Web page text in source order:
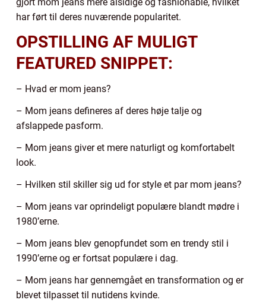
har ført til deres nuværende popularitet.
OPSTILLING AF MULIGT
FEATURED SNIPPET:
– Hvad er mom jeans?
– Mom jeans defineres af deres høje talje og
afslappede pasform.
– Mom jeans giver et mere naturligt og komfortabelt
look.
– Hvilken stil skiller sig ud for style et par mom jeans?
– Mom jeans var oprindeligt populære blandt mødre i
1980’erne.
– Mom jeans blev genopfundet som en trendy stil i
1990’erne og er fortsat populære i dag.
– Mom jeans har gennemgået en transformation og er
blevet tilpasset til nutidens kvinde.